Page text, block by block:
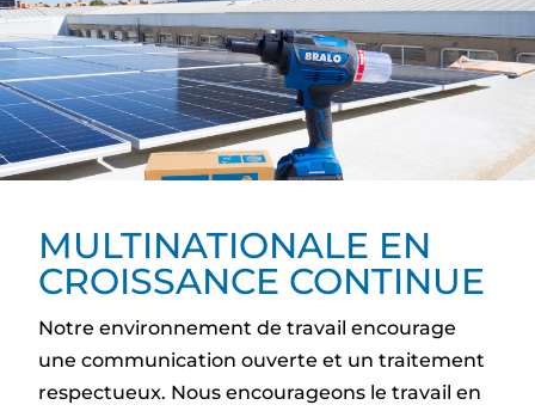
MULTINATIONALE EN
CROISSANCE CONTINUE
Notre environnement de travail encourage
une communication ouverte et un traitement
respectueux. Nous encourageons le travail en